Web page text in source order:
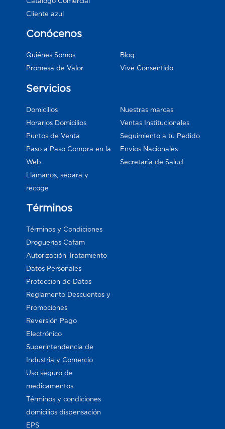
Cliente azul
Conócenos
Quiénes Somos
Promesa de Valor
Blog
Vive Consentido
Servicios
Domicilios
Horarios Domicilios
Puntos de Venta
Paso a Paso Compra en la
Web
Llámanos, separa y
recoge
Nuestras marcas
Ventas Institucionales
Seguimiento a tu Pedido
Envios Nacionales
Secretaría de Salud
Términos
Términos y Condiciones
Droguerías Cafam
Autorización Tratamiento
Datos Personales
Proteccion de Datos
Reglamento Descuentos y
Promociones
Reversión Pago
Electrónico
Superintendencia de
Industria y Comercio
Uso seguro de
medicamentos
Términos y condiciones
domicilios dispensación
EPS